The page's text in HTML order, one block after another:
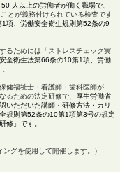
人 以上の労働者が働く職場で
とが義務付けられている検査です
1項 労働安全衛生規則第52条の9
るためには 「ストレスチェック実
全衛生法第66条の10第1項
労働
健福祉士・ 看護師 ・歯科医師が
るため​の法定研修で
厚生労働省
いただいた講師・研修方法・カリ
規則第52条の10第1項第3号の規定
修」です。
グを使用して開催します。）